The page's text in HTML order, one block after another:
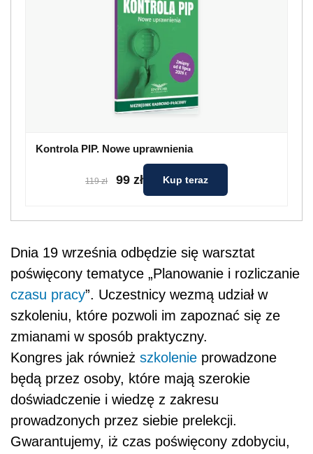
Kontrola PIP. Nowe uprawnienia
119 zł 99 zł Kup teraz
Dnia 19 września odbędzie się warsztat
poświęcony tematyce „Planowanie i rozliczanie
czasu pracy”. Uczestnicy wezmą udział w
szkoleniu, które pozwoli im zapoznać się ze
zmianami w sposób praktyczny.
Kongres jak również szkolenie prowadzone
będą przez osoby, które mają szerokie
doświadczenie i wiedzę z zakresu
prowadzonych przez siebie prelekcji.
Gwarantujemy, iż czas poświęcony zdobyciu,